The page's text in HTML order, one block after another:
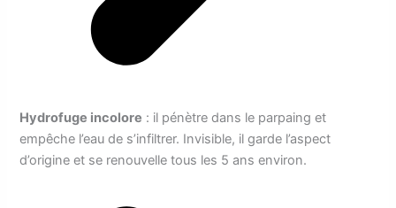
Hydrofuge incolore : il pénètre dans le parpaing et
empêche l’eau de s’infiltrer. Invisible, il garde l’aspect
d’origine et se renouvelle tous les 5 ans environ.